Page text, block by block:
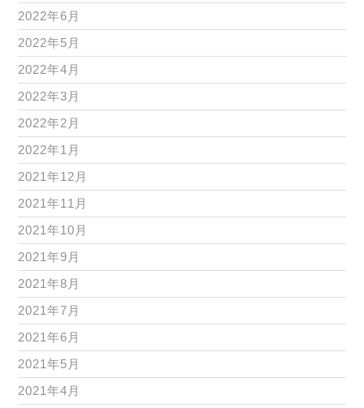
2022年6月
2022年5月
2022年4月
2022年3月
2022年2月
2022年1月
2021年12月
2021年11月
2021年10月
2021年9月
2021年8月
2021年7月
2021年6月
2021年5月
2021年4月